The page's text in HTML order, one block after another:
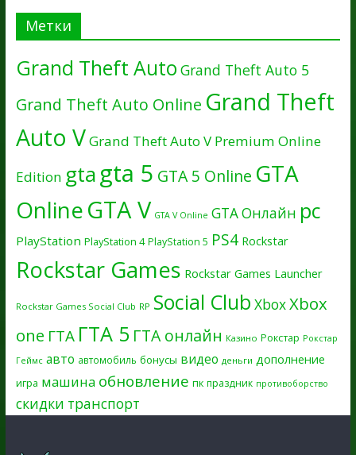
Метки
Grand Theft Auto Grand Theft Auto 5
Grand Theft Auto Online Grand Theft
Auto VGrand Theft Auto V Premium Online
Edition gtagta 5 GTA 5 Online GTA
OnlineGTA V GTA V Online GTA Онлайн pc
PlayStation PlayStation 4 PlayStation 5 PS4 Rockstar
Rockstar Games Rockstar Games Launcher
Rockstar Games Social Club RP Social Club XboxXbox
one ГТА ГТА 5 ГТА онлайн Казино Рокстар Рокстар
Геймс авто автомобиль бонусы видео деньги дополнение
игра машина обновление пк праздник противоборство
скидки транспорт